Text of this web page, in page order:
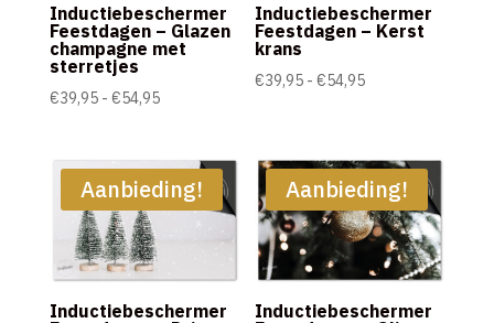
Inductiebeschermer
Feestdagen – Glazen
champagne met
sterretjes
€39,95 - €54,95Prijsklasse:
€54,95
Inductiebeschermer
Feestdagen – Kerst
krans
€39,95 - €54,95Prijsklasse:
€54,95
Aanbieding!
Inductiebeschermer
Aanbieding!
Inductiebeschermer